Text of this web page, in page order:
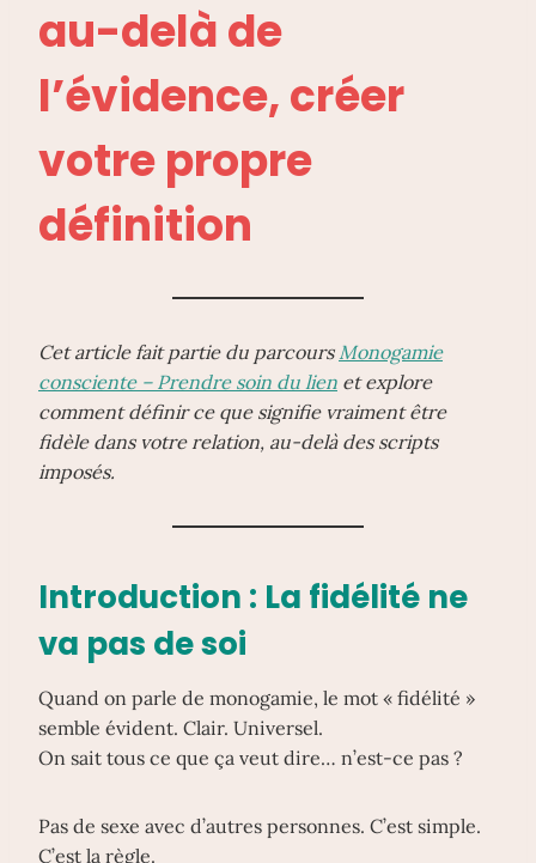
au-delà de
l’évidence, créer
votre propre
définition
Cet article fait partie du parcoursMonogamie
consciente – Prendre soin du lien et explore
comment définir ce que signifie vraiment être
fidèle dans votre relation, au-delà des scripts
imposés.
Introduction : La fidélité ne
va pas de soi
Quand on parle de monogamie, le mot « fidélité »
semble évident. Clair. Universel.
On sait tous ce que ça veut dire… n’est-ce pas ?
Pas de sexe avec d’autres personnes. C’est simple.
C’est la règle.